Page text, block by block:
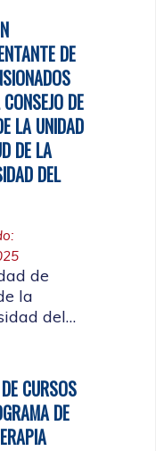
el
de
2026DE
DE
LA UNIDAD
DE LA
DEL
de
la
del
del
que
a los
en el
CURSOS
DE